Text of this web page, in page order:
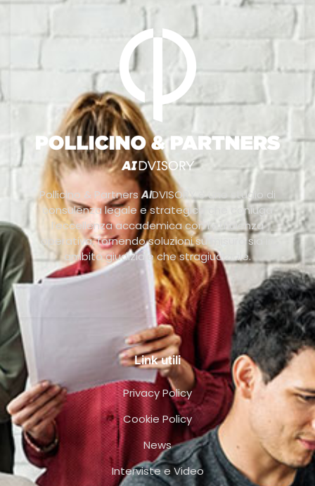
Pollicino & PartnersAIDVISORY è uno studio di
consulenza legale e strategica che coniuga
l’eccellenza accademica con l’efficienza
operativa, fornendo soluzioni su misura sia in
ambito giudiziale che stragiudiziale.
Link utili
Privacy Policy
Cookie Policy
News
Interviste e Video